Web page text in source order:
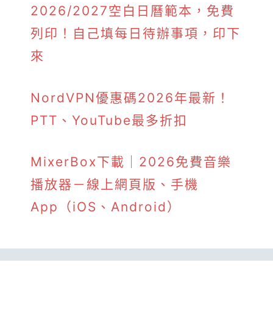
2026/2027空白日曆範本，免費
列印！自己填每日待辦事項，印下
來
NordVPN優惠碼2026年最新！
PTT、YouTube最多折扣
MixerBox下載｜2026免費音樂
播放器－線上網頁版、手機
App（iOS、Android）